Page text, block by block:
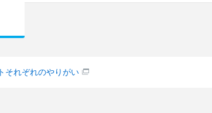
それぞれのやりがい